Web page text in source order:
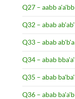
Q27 – aabb a'a'bb
Q32 – abab ab'ab'
Q33 – abab ab'b'a
Q34 – abab bba'a'
Q35 – abab ba'ba'
Q36 – abab ba'a'b